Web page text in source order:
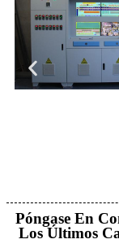
Póngase En
Los Últimos